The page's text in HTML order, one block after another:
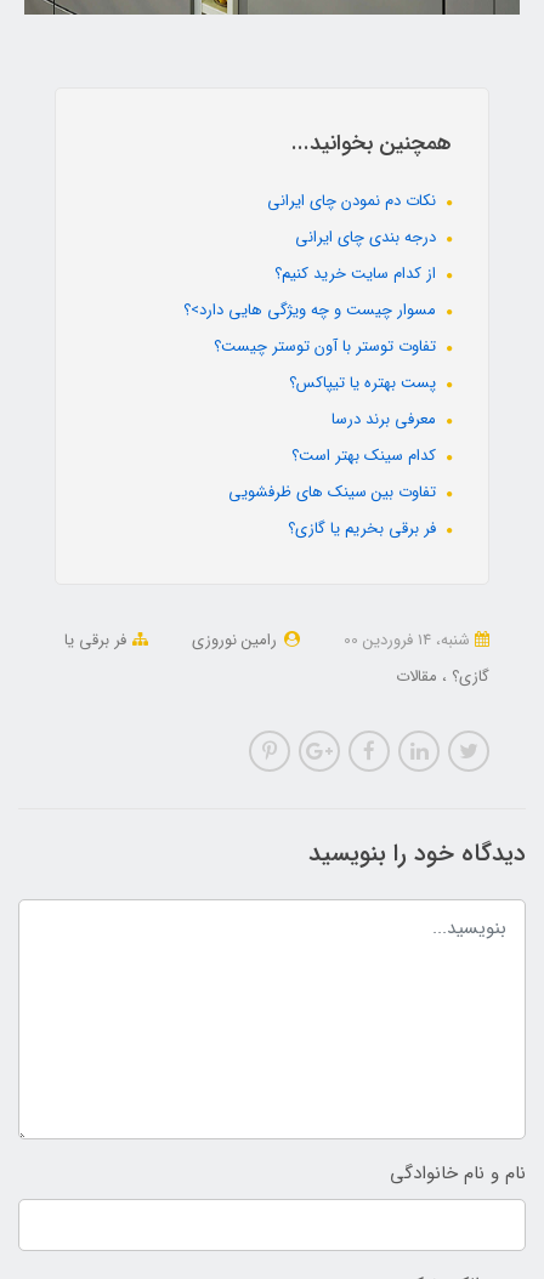
همچنین بخوانید...
نکات دم نمودن چای ایرانی
درجه بندی چای ایرانی
از کدام سایت خرید کنیم؟
مسوار چیست و چه ویژگی هایی دارد>؟
تفاوت توستر با آون توستر چیست؟
پست بهتره یا تیپاکس؟
معرفی برند درسا
کدام سینک بهتر است؟
تفاوت بین سینک های ظرفشویی
فر برقی بخریم یا گازی؟
شنبه، 14 فروردین 00 رامین نوروزی
فر برقی یا
گازی؟
مقالات
دیدگاه خود را بنویسید
نام و نام خانوادگی